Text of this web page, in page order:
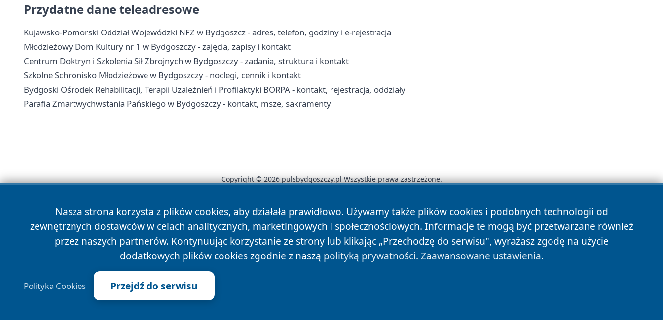
Przydatne dane teleadresowe
Kujawsko-Pomorski Oddział Wojewódzki NFZ w Bydgoszcz - adres, telefon, godziny i e-rejestracja
Młodzieżowy Dom Kultury nr 1 w Bydgoszczy - zajęcia, zapisy i kontakt
Centrum Doktryn i Szkolenia Sił Zbrojnych w Bydgoszczy - zadania, struktura i kontakt
Szkolne Schronisko Młodzieżowe w Bydgoszczy - noclegi, cennik i kontakt
Bydgoski Ośrodek Rehabilitacji, Terapii Uzależnień i Profilaktyki BORPA - kontakt, rejestracja, oddziały
Parafia Zmartwychwstania Pańskiego w Bydgoszczy - kontakt, msze, sakramenty
Nasza strona korzysta z plików cookies, aby działała prawidłowo. Używamy także plików cookies i podobnych technologii od
zewnętrznych dostawców w celach analitycznych, marketingowych i społecznościowych. Informacje te mogą być przetwarzane również
przez naszych partnerów. Kontynuując korzystanie ze strony lub klikając „Przechodzę do serwisu", wyrażasz zgodę na użycie
dodatkowych plików cookies zgodnie z naszą polityką prywatności. Zaawansowane ustawienia.
Polityka Cookies Przejdź do serwisu
Copyright © 2026 pulsbydgoszczy.pl Wszystkie prawa zastrzeżone.
News Autorzy Polityka Prywatności Polityka Cookies